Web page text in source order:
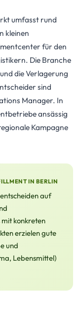
umfasst rund
kleinen
für den
Die Branche
die Verlagerung
sind
Manager. In
ansässig
Kampagne
IN BERLIN
auf
mit konkreten
erzielen gute
und
Lebensmittel)